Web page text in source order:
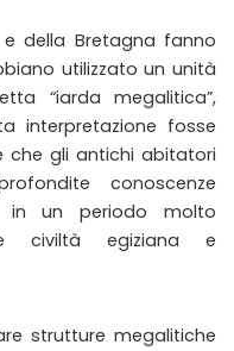
e della Bretagna fanno
utilizzato un unità
“iarda megalitica”,
interpretazione fosse
che gli antichi abitatori
conoscenze
in un periodo molto
civiltà egiziana e
strutture megalitiche